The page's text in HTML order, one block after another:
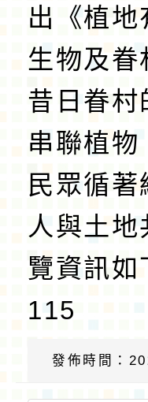
出《植
生物及
昔日眷村
串聯植
民眾循
人與土
覽資訊
115
發佈時間：